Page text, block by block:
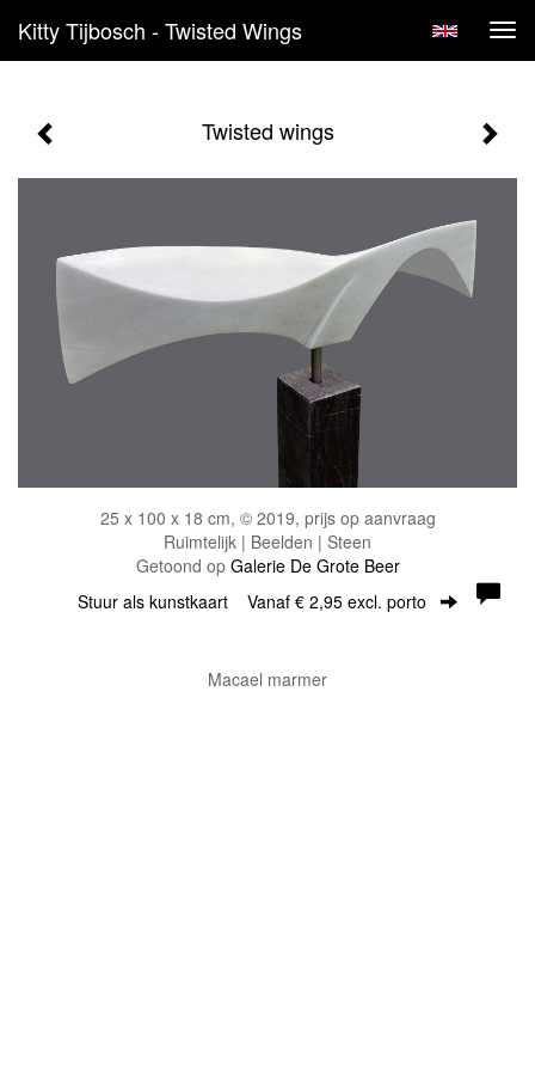
Kitty Tijbosch - Twisted Wings
Twisted wings
25 x 100 x 18 cm, © 2019, prijs op aanvraag
Ruimtelijk | Beelden | Steen
Getoond op Galerie De Grote Beer
Stuur als kunstkaart Vanaf € 2,95 excl. porto
Macael marmer